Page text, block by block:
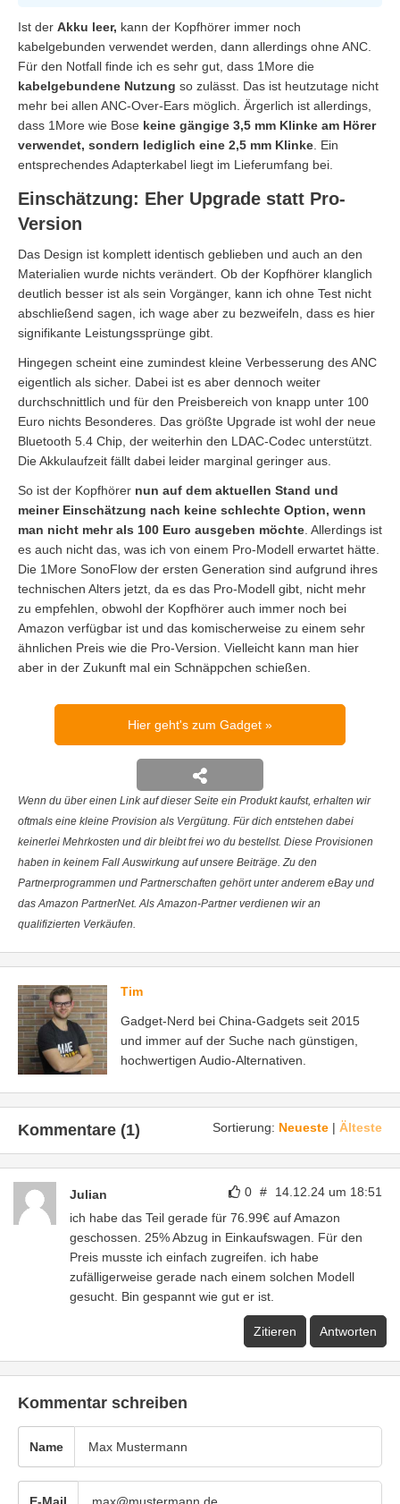
Ist der Akku leer, kann der Kopfhörer immer noch
kabelgebunden verwendet werden, dann allerdings ohne ANC.
Für den Notfall finde ich es sehr gut, dass 1More die
kabelgebundene Nutzung so zulässt. Das ist heutzutage nicht
mehr bei allen ANC-Over-Ears möglich. Ärgerlich ist allerdings,
dass 1More wie Bose keine gängige 3,5 mm Klinke am Hörer
verwendet, sondern lediglich eine 2,5 mm Klinke. Ein
entsprechendes Adapterkabel liegt im Lieferumfang bei.
Einschätzung: Eher Upgrade statt Pro-
Version
Das Design ist komplett identisch geblieben und auch an den
Materialien wurde nichts verändert. Ob der Kopfhörer klanglich
deutlich besser ist als sein Vorgänger, kann ich ohne Test nicht
abschließend sagen, ich wage aber zu bezweifeln, dass es hier
signifikante Leistungssprünge gibt.
Hingegen scheint eine zumindest kleine Verbesserung des ANC
eigentlich als sicher. Dabei ist es aber dennoch weiter
durchschnittlich und für den Preisbereich von knapp unter 100
Euro nichts Besonderes. Das größte Upgrade ist wohl der neue
Bluetooth 5.4 Chip, der weiterhin den LDAC-Codec unterstützt.
Die Akkulaufzeit fällt dabei leider marginal geringer aus.
So ist der Kopfhörer nun auf dem aktuellen Stand und
meiner Einschätzung nach keine schlechte Option, wenn
man nicht mehr als 100 Euro ausgeben möchte. Allerdings ist
es auch nicht das, was ich von einem Pro-Modell erwartet hätte.
Die 1More SonoFlow der ersten Generation sind aufgrund ihres
technischen Alters jetzt, da es das Pro-Modell gibt, nicht mehr
zu empfehlen, obwohl der Kopfhörer auch immer noch bei
Amazon verfügbar ist und das komischerweise zu einem sehr
ähnlichen Preis wie die Pro-Version. Vielleicht kann man hier
aber in der Zukunft mal ein Schnäppchen schießen.
Hier geht's zum Gadget
Wenn du über einen Link auf dieser Seite ein Produkt kaufst, erhalten wir
oftmals eine kleine Provision als Vergütung. Für dich entstehen dabei
keinerlei Mehrkosten und dir bleibt frei wo du bestellst. Diese Provisionen
haben in keinem Fall Auswirkung auf unsere Beiträge. Zu den
Partnerprogrammen und Partnerschaften gehört unter anderem eBay und
das Amazon PartnerNet. Als Amazon-Partner verdienen wir an
qualifizierten Verkäufen.
Tim
Gadget-Nerd bei China-Gadgets seit 2015
und immer auf der Suche nach günstigen,
hochwertigen Audio-Alternativen.
Sortierung: Neueste | Älteste
Kommentare (1)
0 # 14.12.24 um 18:51
Julian
ich habe das Teil gerade für 76.99€ auf Amazon
geschossen. 25% Abzug in Einkaufswagen. Für den
Preis musste ich einfach zugreifen. ich habe
zufälligerweise gerade nach einem solchen Modell
gesucht. Bin gespannt wie gut er ist.
Zitieren Antworten
Kommentar schreiben
Name